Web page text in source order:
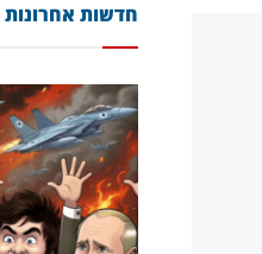
חדשות אחרונות